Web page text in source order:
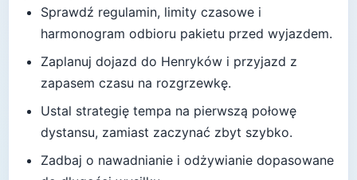
Sprawdź regulamin, limity czasowe i
harmonogram odbioru pakietu przed wyjazdem.
Zaplanuj dojazd do Henryków i przyjazd z
zapasem czasu na rozgrzewkę.
Ustal strategię tempa na pierwszą połowę
dystansu, zamiast zaczynać zbyt szybko.
Zadbaj o nawadnianie i odżywianie dopasowane